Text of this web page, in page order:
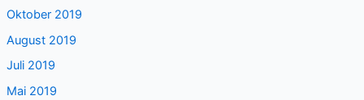
Oktober 2019
August 2019
Juli 2019
Mai 2019